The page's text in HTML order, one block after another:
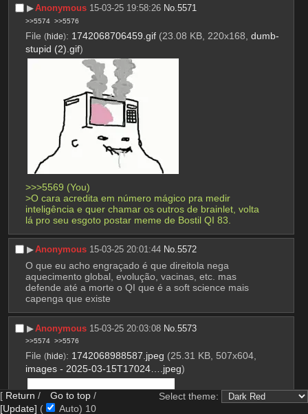
▶︎Anonymous 15-03-25 19:58:26 No.5571
>>5574 >>5576
File (hide): 1742068706459.gif (23.08 KB, 220x168, dumb-
stupid (2).gif)
>>>5569 (You)
>O cara acredita em número mágico pra medir
inteligência e quer chamar os outros de brainlet, volta
lá pro seu esgoto postar meme de Bostil QI 83.
▶︎Anonymous 15-03-25 20:01:44 No.5572
O que eu acho engraçado é que direitola nega
aquecimento global, evolução, vacinas, etc. mas
defende até a morte o QI que é a soft science mais
capenga que existe
▶︎Anonymous 15-03-25 20:03:08 No.5573
>>5574 >>5576
File (hide): 1742068988587.jpeg (25.31 KB, 507x604,
images - 2025-03-15T17024….jpeg)
[ Return / Go to top /
[Update] ( Auto) 8
Select theme: